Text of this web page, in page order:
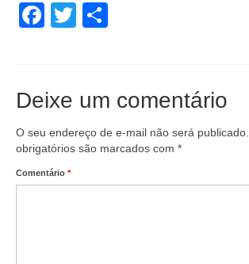
Facebook
Twitter
Deixe um comentário
O seu endereço de e-mail não será publicado.
obrigatórios são marcados com *
Comentário *